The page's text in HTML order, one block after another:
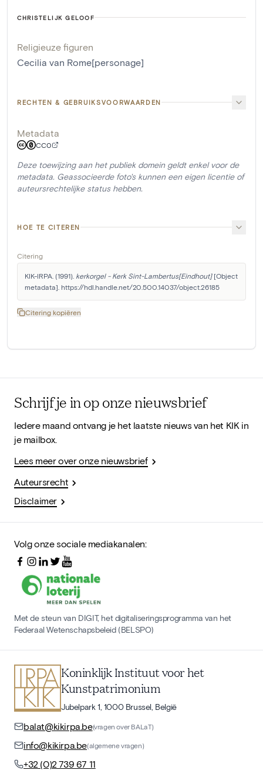
CHRISTELIJK GELOOF
Religieuze figuren
Cecilia van Rome[personage]
RECHTEN & GEBRUIKSVOORWAARDEN
Metadata
CC0
Deze toewijzing aan het publiek domein geldt enkel voor de
metadata. Geassocieerde foto's kunnen een eigen licentie of
auteursrechtelijke status hebben.
HOE TE CITEREN
Citering
KIK-IRPA. (1991). kerkorgel - Kerk Sint-Lambertus[Eindhout] [Object
metadata]. https://hdl.handle.net/20.500.14037/object.26185
Citering kopiëren
Schrijf je in op onze nieuwsbrief
Iedere maand ontvang je het laatste nieuws van het KIK in
je mailbox.
Lees meer over onze nieuwsbrief
Auteursrecht
Disclaimer
Volg onze sociale mediakanalen:
Met de steun van DIGIT, het digitaliseringsprogramma van het
Federaal Wetenschapsbeleid (BELSPO)
Koninklijk Instituut voor het
Kunstpatrimonium
Jubelpark 1, 1000 Brussel, België
balat@kikirpa.be(vragen over BALaT)
info@kikirpa.be(algemene vragen)
+32 (0)2 739 67 11